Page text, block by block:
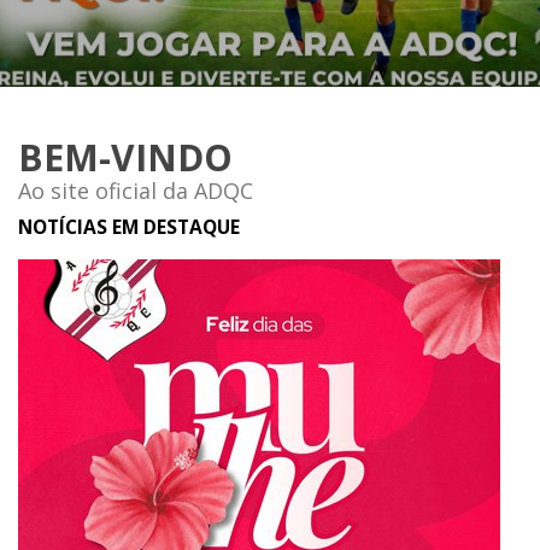
BEM-VINDO
Ao site oficial da ADQC
NOTÍCIAS EM DESTAQUE